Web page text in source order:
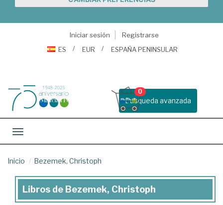
Iniciar sesión
Registrarse
ES
EUR ESPAÑA PENINSULAR
Busqueda avanzada
0
Toggle navigation
Inicio Bezemek, Christoph
Libros
Libros de Bezemek, Christoph